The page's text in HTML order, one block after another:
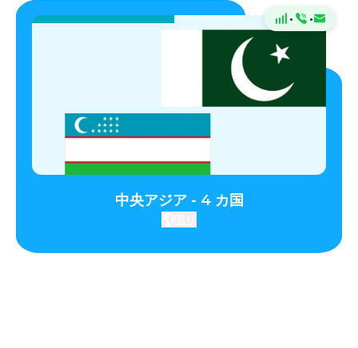
· ·
中央アジア - 4 カ国